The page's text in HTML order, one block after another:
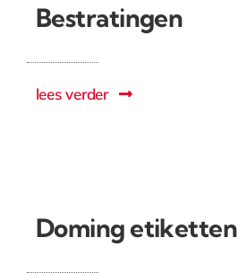
Bestratingen
lees verder
Doming etiketten